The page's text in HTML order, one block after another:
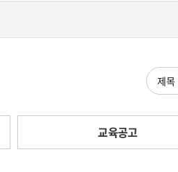
검색조건
교육공고